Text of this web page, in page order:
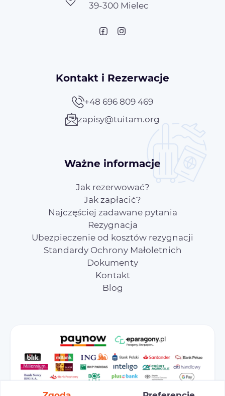
39-300 Mielec
Kontakt i Rezerwacje
+48 696 809 469
zapisy@tuitam.org
Ważne informacje
Jak rezerwować?
Jak zapłacić?
Najczęściej zadawane pytania
Rezygnacja
Ubezpieczenie od kosztów rezygnacji
Standardy Ochrony Małoletnich
Dokumenty
Kontakt
Blog